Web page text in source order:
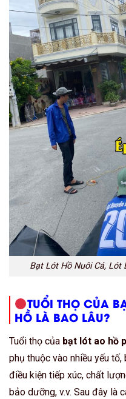
Bạt Lót Hồ Nuôi Cá, Lót
TUỔI THỌ CỦA
HỒ LÀ BAO LÂU?
Tuổi thọ của bạt lót ao hồ
phụ thuộc vào nhiều yếu
điều kiện tiếp xúc, chất
bảo dưỡng, v.v. Sau đây là